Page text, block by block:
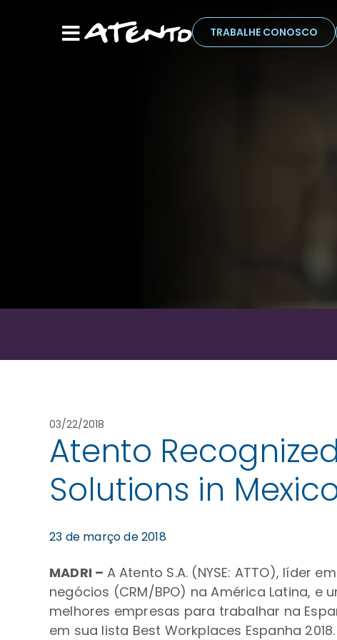
TRABALHE CONOSCO
03/22/2018
Atento
Solutions in
23 de março de 2018
MADRI – A Atento S.A. (NYSE: ATTO),
negócios (CRM/BPO) na América Latina,
melhores empresas para trabalhar na
em sua lista Best Workplaces Espanha 2018.